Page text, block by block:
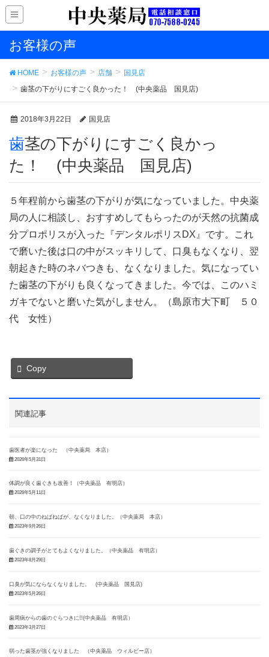
お客様の声
HOME お客様の声 店舗
国見店
歯茎の下がりにすごく良かった！ (中央薬品 国見店)
2018年3月22日 国見店
歯茎の下がりにすごく良かっ
た！ (中央薬品 国見店)
５年程前から歯茎の下がりが気になっていました。中央薬
局の人に相談し、おすすめしてもらったのが天然の抗菌成
分プロポリスが入った『デンタルポリスDX』です。これ
で磨いた後は口の中がスッキリして、口臭もなくなり、翌
朝起きた時のネバつきも、なくなりました。気になってい
た歯茎の下がりも良くなってきました。今では、このハミ
ガキでないと磨いた気がしません。（島原市大下町 ５０
代 女性）
Copy
関連記事
歯医者が楽になった （中央薬局 本店）
2026年5月31日
体調が良く歯ぐきも改善！（中央薬品 有明店）
2026年5月11日
朝、口の中のねばねばが、なくなりました。（中央薬局 本店）
2023年9月26日
歯ぐきの調子がとてもよくなりました。（中央薬品 有明店）
2023年8月29日
口臭が気にならなくなりました。 (中央薬品 国見店)
2023年5月26日
歯周病からの歯のぐらつきに!!(中央薬品 有明店）
2023年3月27日
弱った歯茎が強くなりました （中央薬品 ウィルビー店）